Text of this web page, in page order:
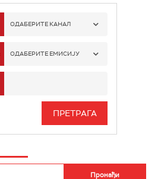
ОДАБЕРИТЕ КАНАЛ
РТС 1
РТС 3
ОДАБЕРИТЕ ЕМИСИЈУ
ИНФО